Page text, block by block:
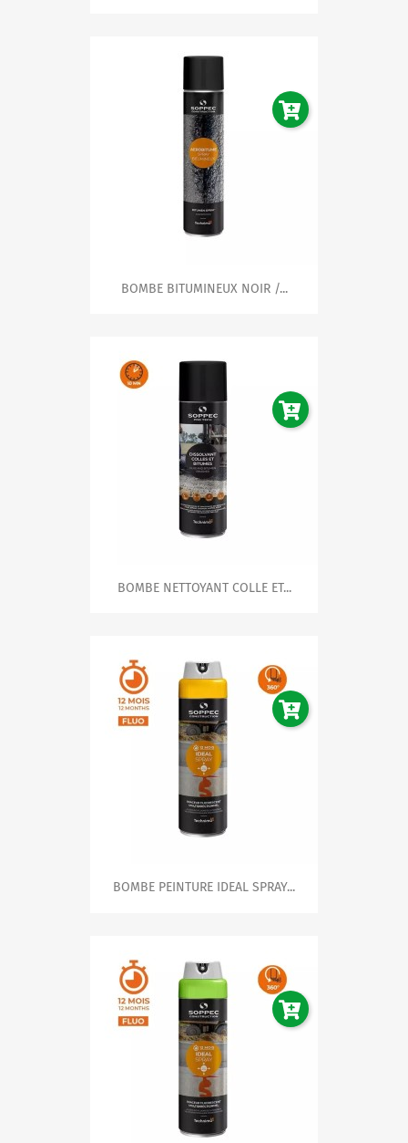
l'entretien de vos panneaux signalétiques. Des supports
muraux aux poteaux, en passant par les adhésifs de
fixation, notre gamme d'accessoires garantit une mise en
place optimale et durable de votre signalisation.
En choisissant nos produits designalisation
bénéficiez non seulement d'une grande qualité et d'une
visibilité maximale, mais aussi d'une personnalisation
poussée pour s'intégrer parfaitement à votre
environnement. Nos experts sont à votre disposition
pour vous conseiller dans votre choix et vous garantir la
aujourd'hui avec notre sélection de produits de
une signalisation efficace et professionnelle avec notre
gamme inégalée.
La sécurité est notre priorité, et elle commence par une
signalisation claire et conforme. Faites confiance à notre
expertise pour équiper votre espace dès maintenant !
N'attendez plus : découvrez notre gamme de
signalisation et améliorez la sûreté et l'efficacité de vos
espaces de travail et zones publiques dès aujourd'hui!
BOMBE BITUMINEUX NOIR /...
BOMBE NETTOYANT COLLE ET...
BOMBE PEINTURE IDEAL SPRAY...